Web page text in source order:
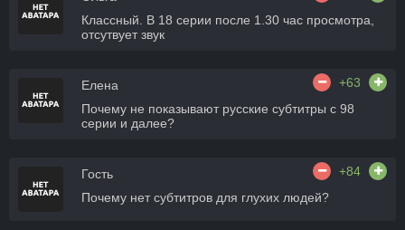
Классный. В 18 серии после 1.30 час просмотра,
отсутвует звук
Елена
+63
Почему не показывают русские субтитры с 98
серии и далее?
Гость
+84
Почему нет субтитров для глухих людей?